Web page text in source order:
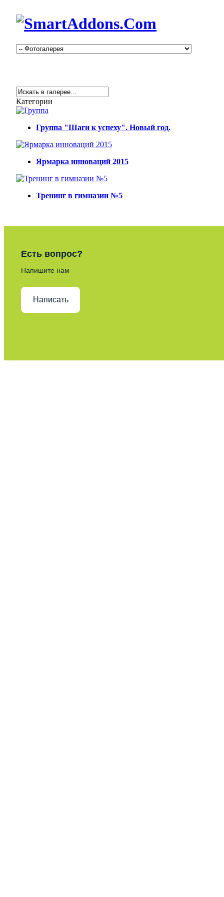
Категории
Группа "Шаги к успеху". Новый год.
Ярмарка инноваций 2015
Тренинг в гимназии №5
Есть вопрос?
Напишите нам
Написать